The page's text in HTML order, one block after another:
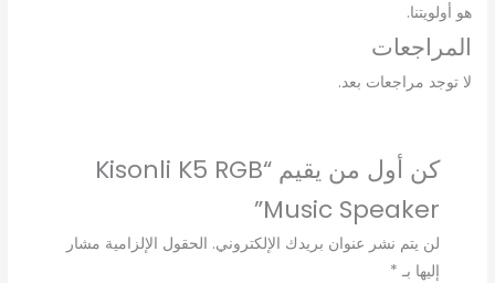
هو أولويتنا.
المراجعات
لا توجد مراجعات بعد.
كن أول من يقيم “Kisonli K5 RGB
Music Speaker”
لن يتم نشر عنوان بريدك الإلكتروني. الحقول الإلزامية مشار
إليها بـ *